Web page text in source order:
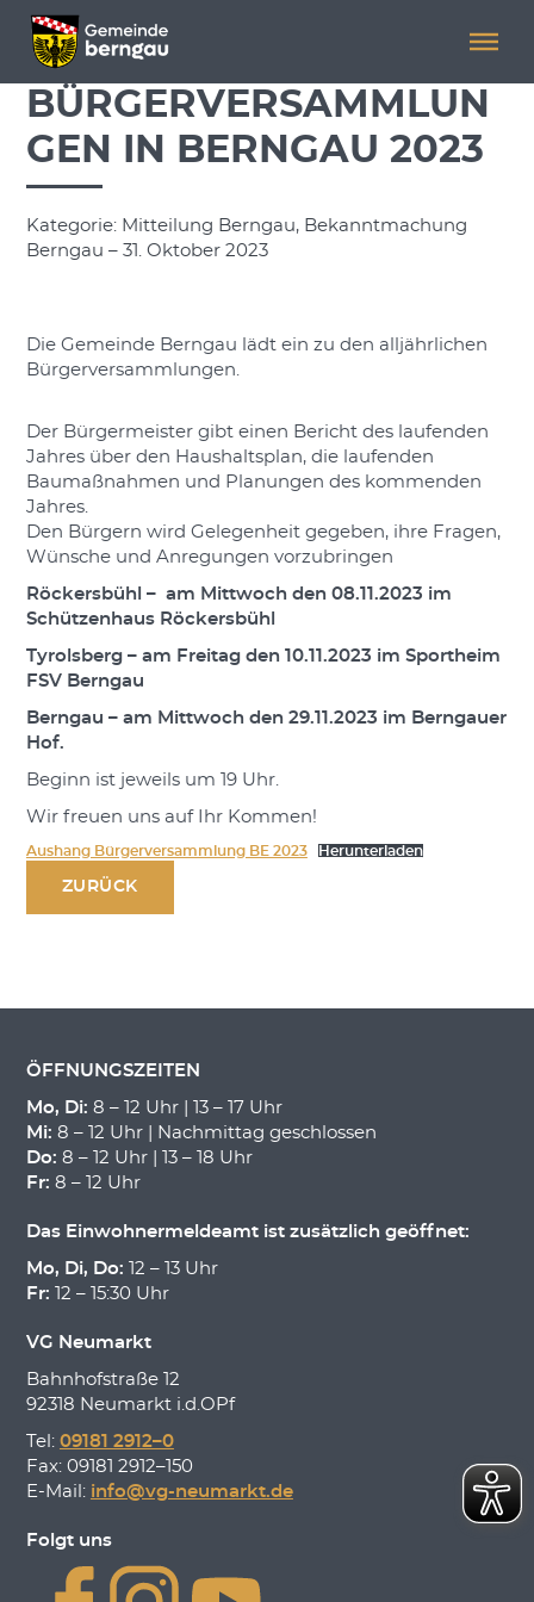
Menü überspringen
Menü überspringen
BÜRGERVERSAMMLUN
GEN IN BERNGAU 2023
Kategorie: Mitteilung Berngau, Bekanntmachung
Berngau – 31. Oktober 2023
Die Gemeinde Berngau lädt ein zu den alljährlichen
Bürgerversammlungen.
Der Bürgermeister gibt einen Bericht des laufenden
Jahres über den Haushaltsplan, die laufenden
Baumaßnahmen und Planungen des kommenden
Jahres.
Den Bürgern wird Gelegenheit gegeben, ihre Fragen,
Wünsche und Anregungen vorzubringen
Röckersbühl – am Mittwoch den 08.11.2023 im
Schützenhaus Röckersbühl
Tyrolsberg – am Freitag den 10.11.2023 im Sportheim
FSV Berngau
Berngau – am Mittwoch den 29.11.2023 im Berngauer
Hof.
Beginn ist jeweils um 19 Uhr.
Wir freuen uns auf Ihr Kommen!
Aushang Bürgerversammlung BE 2023 Herunterladen
ZURÜCK
ÖFFNUNGSZEITEN
Mo, Di: 8 – 12 Uhr | 13 – 17 Uhr
Mi: 8 – 12 Uhr | Nachmittag geschlossen
Do: 8 – 12 Uhr | 13 – 18 Uhr
Fr: 8 – 12 Uhr
Das Einwohnermeldeamt ist zusätzlich geöffnet:
Mo, Di, Do: 12 – 13 Uhr
Fr: 12 – 15:30 Uhr
VG Neumarkt
Bahnhofstraße 12
92318 Neumarkt i.d.OPf
Tel: 09181 2912–0
Fax: 09181 2912–150
E-Mail: info@vg-neumarkt.de
Folgt uns